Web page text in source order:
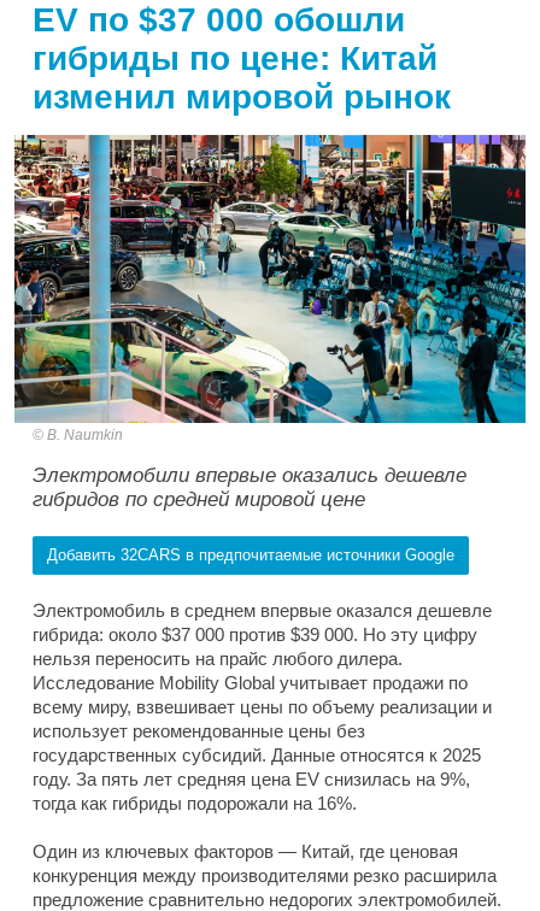
EV по $37 000 обошли
гибриды по цене: Китай
изменил мировой рынок
B. Naumkin
Электромобили впервые оказались дешевле
гибридов по средней мировой цене
Добавить 32CARS в предпочитаемые источники Google
Электромобиль в среднем впервые оказался дешевле
гибрида: около $37 000 против $39 000. Но эту цифру
нельзя переносить на прайс любого дилера.
Исследование Mobility Global учитывает продажи по
всему миру, взвешивает цены по объему реализации и
использует рекомендованные цены без
государственных субсидий. Данные относятся к 2025
году. За пять лет средняя цена EV снизилась на 9%,
тогда как гибриды подорожали на 16%.
Один из ключевых факторов — Китай, где ценовая
конкуренция между производителями резко расширила
предложение сравнительно недорогих электромобилей.